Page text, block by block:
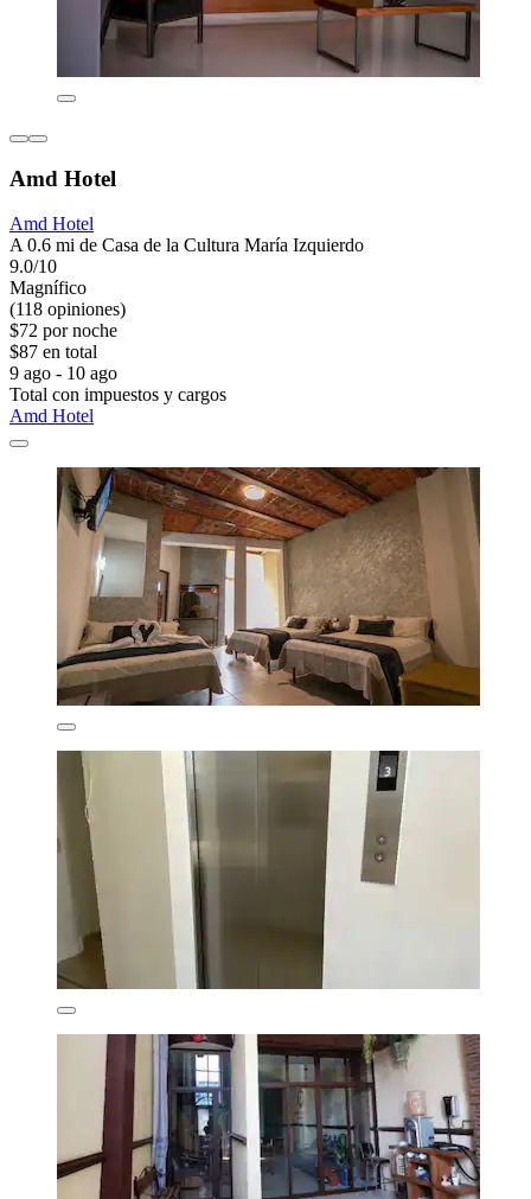
Amd Hotel
Amd Hotel
A 0.6 mi de Casa de la Cultura María Izquierdo
9.0/10
Magnífico
(118 opiniones)
$72 por noche
$87 en total
9 ago - 10 ago
Total con impuestos y cargos
Amd Hotel